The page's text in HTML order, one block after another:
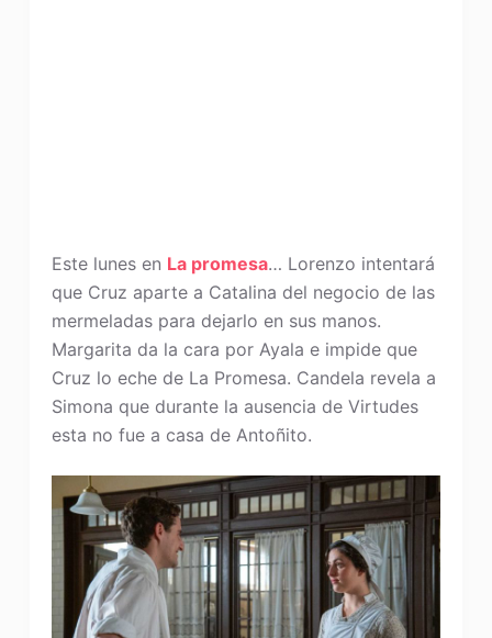
Este lunes en La promesa… Lorenzo intentará
que Cruz aparte a Catalina del negocio de las
mermeladas para dejarlo en sus manos.
Margarita da la cara por Ayala e impide que
Cruz lo eche de La Promesa. Candela revela a
Simona que durante la ausencia de Virtudes
esta no fue a casa de Antoñito.